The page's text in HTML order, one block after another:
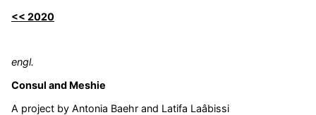
<< 2020
engl.
Consul and Meshie
A project by Antonia Baehr and Latifa Laâbissi